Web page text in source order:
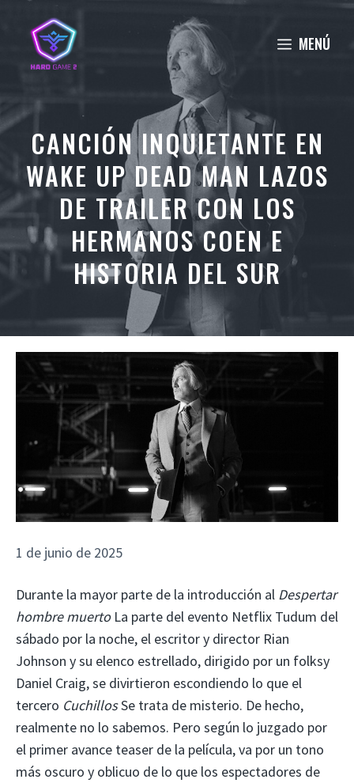
contenido
MENÚ
CANCIÓN INQUIETANTE EN
WAKE UP DEAD MAN LAZOS
DE TRAILER CON LOS
HERMANOS COEN E
HISTORIA DEL SUR
1 de junio de 2025
Durante la mayor parte de la introducción al Despertar
hombre muerto La parte del evento Netflix Tudum del
sábado por la noche, el escritor y director Rian
Johnson y su elenco estrellado, dirigido por un folksy
Daniel Craig, se divirtieron escondiendo lo que el
tercero CuchillosSe trata de misterio. De hecho,
realmente no lo sabemos. Pero según lo juzgado por
el primer avance teaser de la película, va por un tono
más oscuro y oblicuo de lo que los espectadores de